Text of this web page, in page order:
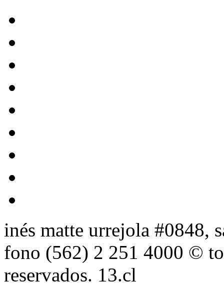
inés matte urrejola #0848,
fono (562) 2 251 4000 ©
reservados. 13.cl